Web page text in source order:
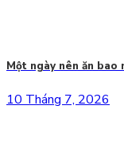
Một ngày nên ăn bao
10 Tháng 7, 2026